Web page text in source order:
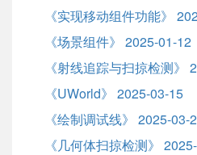
《实现移动组件功能》
《场景组件》 2025-01-12
《射线追踪与扫掠检测》
《UWorld》 2025-03-15
《绘制调试线》 2025-03-
《几何体扫掠检测》